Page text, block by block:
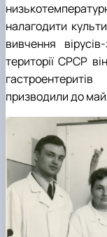
налагодити
вивчення
території СРСР
призводили до